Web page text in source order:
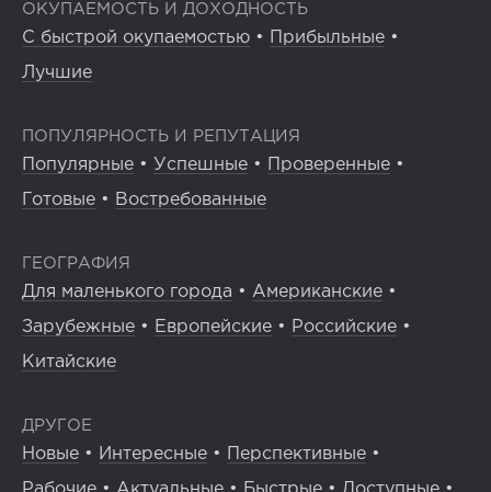
ОКУПАЕМОСТЬ И ДОХОДНОСТЬ
С быстрой окупаемостью • Прибыльные •
Лучшие
ПОПУЛЯРНОСТЬ И РЕПУТАЦИЯ
Популярные • Успешные • Проверенные •
Готовые • Востребованные
ГЕОГРАФИЯ
Для маленького города • Американские •
Зарубежные • Европейские • Российские •
Китайские
ДРУГОЕ
Новые • Интересные • Перспективные •